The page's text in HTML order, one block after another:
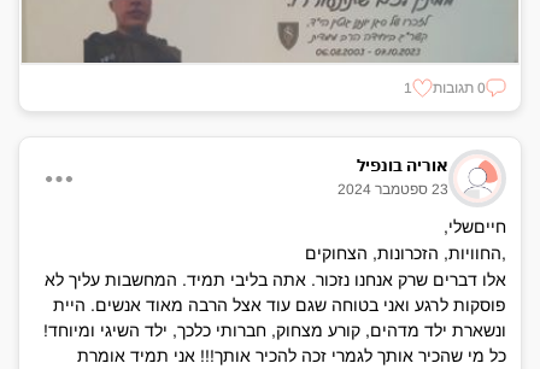
0 תגובות 1
אוריה בונפיל
23 ספטמבר 2024
חייםשלי,
,החוויות, הזכרונות, הצחוקים
אלו דברים שרק אנחנו נזכור. אתה בליבי תמיד. המחשבות עליך לא
פוסקות לרגע ואני בטוחה שגם עוד אצל הרבה מאוד אנשים. היית
ונשארת ילד מדהים, קורע מצחוק, חברותי כלכך, ילד השיגי ומיוחד!
כל מי שהכיר אותך לגמרי זכה להכיר אותך!!! אני תמיד אומרת